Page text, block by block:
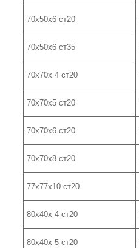
70х50х6 ст20
70х50х6 ст35
70х70х 4 ст20
70х70х5 ст20
70х70х6 ст20
70х70х8 ст20
77х77х10 ст20
80х40х 4 ст20
80х40х 5 ст20